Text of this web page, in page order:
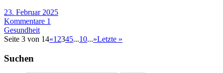
23. Februar 2025
Kommentare 1
Gesundheit
Seite 3 von 14«1 2345...10...»Letzte »
Suchen